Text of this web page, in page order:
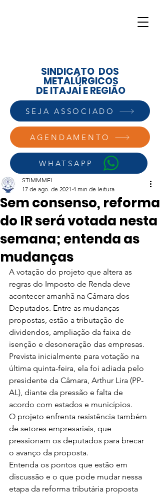
AGENDAMENTO
WHATSAPP
SINDICATO DOS
METALÚRGICOS
DE ITAJAÍ E REGIÃO
SEJA ASSOCIADO
Sem consenso, reforma
do IR será votada nesta
semana; entenda as
mudanças
STIMMMEI
17 de ago. de 2021 4 min de leitura
A votação do projeto que altera as
regras do Imposto de Renda deve
acontecer amanhã na Câmara dos
Deputados. Entre as mudanças
propostas, estão a tributação de
dividendos, ampliação da faixa de
isenção e desoneração das empresas.
Prevista inicialmente para votação na
última quinta-feira, ela foi adiada pelo
presidente da Câmara, Arthur Lira (PP-
AL), diante da pressão e falta de
acordo com estados e municípios.
O projeto enfrenta resistência também
de setores empresariais, que
pressionam os deputados para brecar
o avanço da proposta.
Entenda os pontos que estão em
discussão e o que pode mudar nessa
etapa da reforma tributária proposta